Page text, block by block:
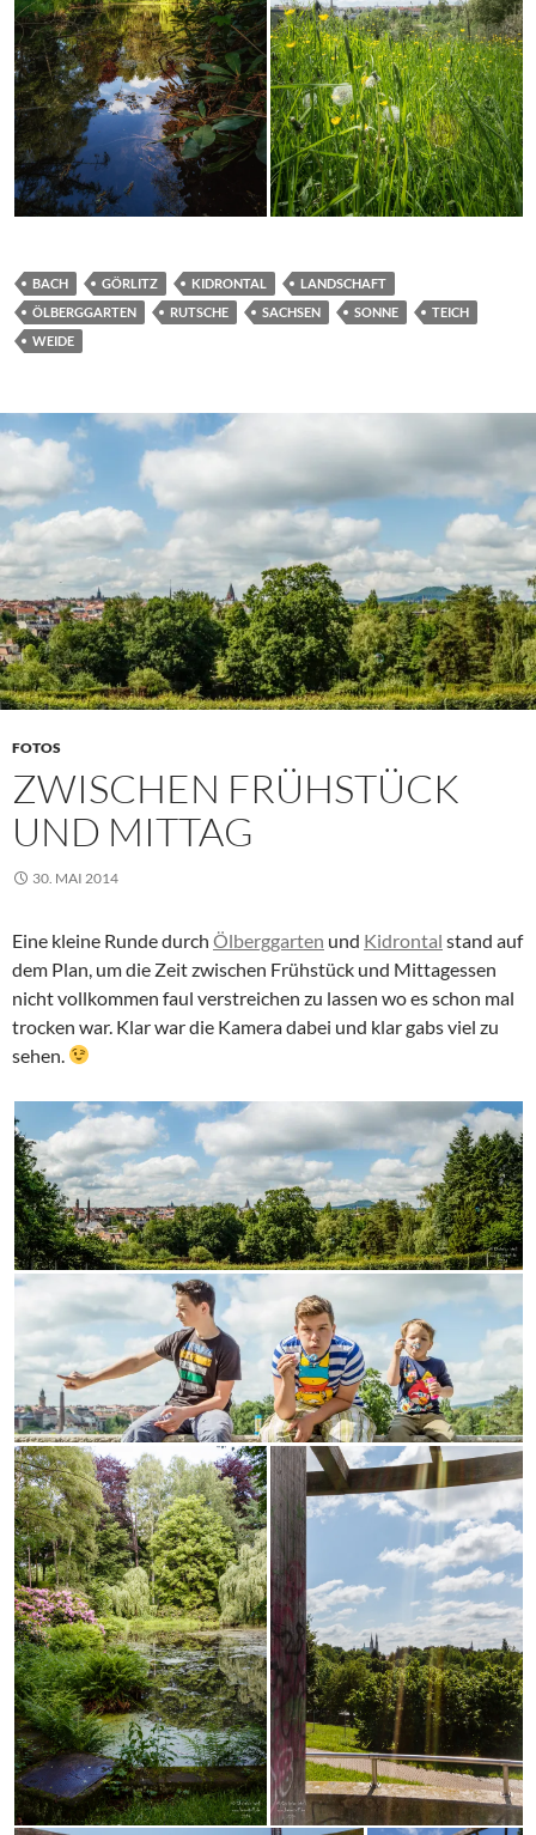
BACH GÖRLITZ KIDRONTAL
LANDSCHAFT
ÖLBERGGARTEN
RUTSCHE SACHSEN SONNE
TEICH
WEIDE
FOTOS
ZWISCHEN FRÜHSTÜCK
UND MITTAG
30. MAI 2014
Eine kleine Runde durch Ölberggarten und Kidrontal stand auf
dem Plan, um die Zeit zwischen Frühstück und Mittagessen
nicht vollkommen faul verstreichen zu lassen wo es schon mal
trocken war. Klar war die Kamera dabei und klar gabs viel zu
sehen.